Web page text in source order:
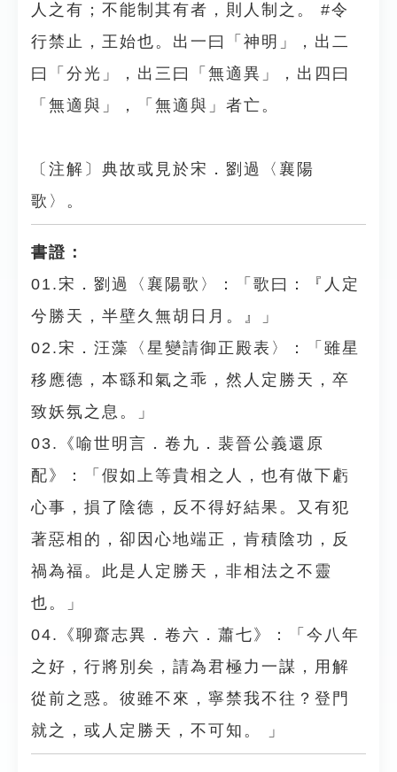
人之有；不能制其有者，則人制之。 #令
行禁止，王始也。出一曰「神明」，出二
曰「分光」，出三曰「無適異」，出四曰
「無適與」，「無適與」者亡。
〔注解〕典故或見於宋．劉過〈襄陽
歌〉。
書證：
01.宋．劉過〈襄陽歌〉：「歌曰：『人定
兮勝天，半壁久無胡日月。』」
02.宋．汪藻〈星變請御正殿表〉：「雖星
移應德，本繇和氣之乖，然人定勝天，卒
致妖氛之息。」
03.《喻世明言．卷九．裴晉公義還原
配》：「假如上等貴相之人，也有做下虧
心事，損了陰德，反不得好結果。又有犯
著惡相的，卻因心地端正，肯積陰功，反
禍為福。此是人定勝天，非相法之不靈
也。」
04.《聊齋志異．卷六．蕭七》：「今八年
之好，行將別矣，請為君極力一謀，用解
從前之惑。彼雖不來，寧禁我不往？登門
就之，或人定勝天，不可知。 」